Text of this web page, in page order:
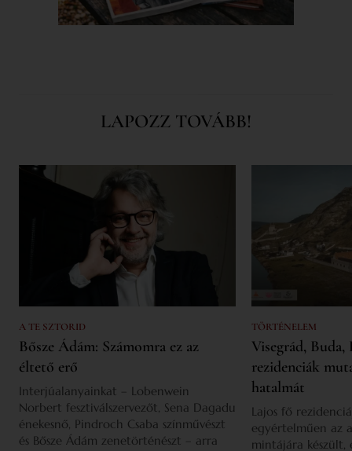
LAPOZZ TOVÁBB!
A TE SZTORID
Bősze Ádám: Számomra ez az
éltető erő
Interjúalanyainkat – Lobenwein
Norbert fesztiválszervezőt, Sena Dagadu
énekesnő, Pindroch Csaba színművészt
és Bősze Ádám zenetörténészt – arra
TÖRTÉNELEM
Visegrád,
rezidenciák
hatalmát
Lajos fő
egyértelműen az
mintájára készült,